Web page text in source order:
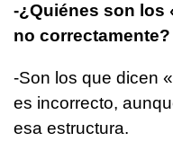
-¿Quiénes son los
no correctamente?
-Son los que dicen
es incorrecto,
esa estructura.